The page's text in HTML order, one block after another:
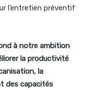
l’entretien préventif
à notre ambition
la productivité
la
des capacités